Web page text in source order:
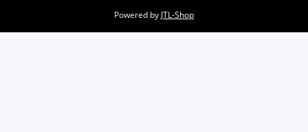
Powered by JTL-Shop